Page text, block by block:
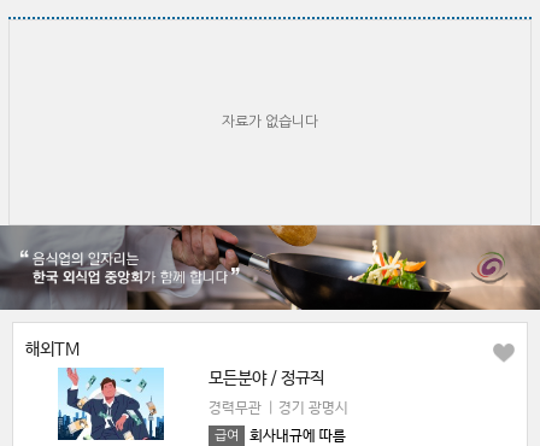
자료가 없습니다
해외TM
모든분야 / 정규직
경력무관 경기 광명시
급여 회사내규에 따름